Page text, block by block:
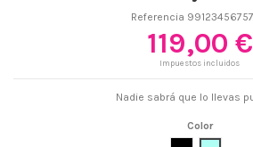
Referencia
119,00 €
Impuestos incluidos
Nadie sabrá que lo llevas
Color